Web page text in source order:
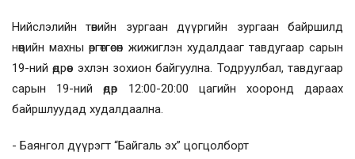
Нийслэлийн төвийн зургаан дүүргийн зургаан байршилд
нөөцийн махны өргөтгөсөн жижиглэн худалдааг тавдугаар сарын
19-ний өдрөөс эхлэн зохион байгуулна. Тодруулбал, тавдугаар
сарын 19-ний өдөр 12:00-20:00 цагийн хооронд дараах
байршлуудад худалдаална.
- Баянгол дүүрэгт “Байгаль эх” цогцолборт